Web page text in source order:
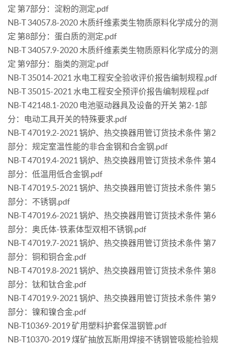
定 第7部分：淀粉的测定.pdf
NB-T 34057.8-2020 木质纤维素类生物质原料化学成分的测
定 第8部分：蛋白质的测定.pdf
NB-T 34057.9-2020 木质纤维素类生物质原料化学成分的测
定 第9部分：脂类的测定.pdf
NB-T 35014-2021 水电工程安全验收评价报告编制规程.pdf
NB-T 35015-2021 水电工程安全预评价报告编制规程.pdf
NB-T 42148.1-2020 电池驱动器具及设备的开关 第2-1部
分：电动工具开关的特殊要求.pdf
NB-T 47019.2-2021 锅炉、热交换器用管订货技术条件 第2
部分：规定室温性能的非合金钢和合金钢.pdf
NB-T 47019.4-2021 锅炉、热交换器用管订货技术条件 第4
部分：低温用低合金钢.pdf
NB-T 47019.5-2021 锅炉、热交换器用管订货技术条件 第5
部分：不锈钢.pdf
NB-T 47019.6-2021 锅炉、热交换器用管订货技术条件 第6
部分：奥氏体-铁素体型双相不锈钢.pdf
NB-T 47019.7-2021 锅炉、热交换器用管订货技术条件 第7
部分：铜和铜合金.pdf
NB-T 47019.8-2021 锅炉、热交换器用管订货技术条件 第8
部分：钛和钛合金.pdf
NB-T 47019.9-2021 锅炉、热交换器用管订货技术条件 第9
部分：镍和镍合金.pdf
NB-T10369-2019 矿用塑料护套保温钢管.pdf
NB-T10370-2019 煤矿抽放瓦斯用焊接不锈钢管吸能检验规